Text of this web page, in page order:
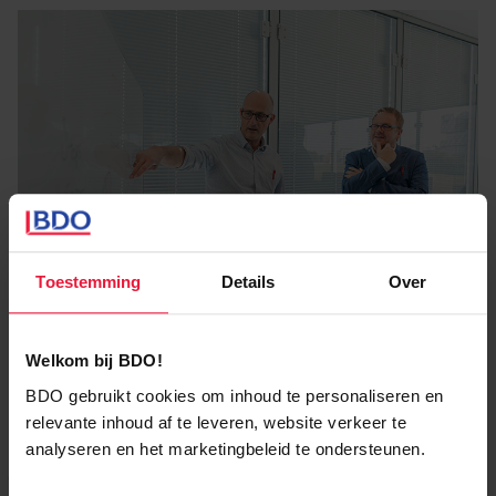
Toestemming Details Over
Welkom bij BDO!
BDO gebruikt cookies om inhoud te personaliseren en
relevante inhoud af te leveren, website verkeer te
analyseren en het marketingbeleid te ondersteunen.
Test hoe matuur je vandaag over je strategie nadenkt,
in de huidige marktcontext, en verbeter die reflectie
Onze Strategieontwikkeling